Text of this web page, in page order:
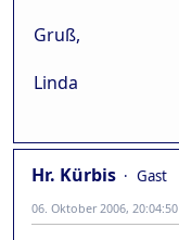
Gruß,
Linda
Hr. Kürbis
Gast
06. Oktober 2006, 20:04:50